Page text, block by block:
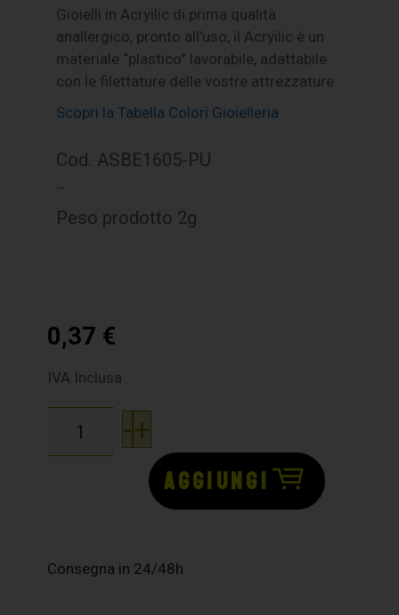
Gioielli in Acryilic di prima qualità
anallergico, pronto all’uso, il Acryilic è un
materiale “plastico” lavorabile, adattabile
con le filettature delle vostre attrezzature
Scopri la Tabella Colori Gioielleria
Cod. ASBE1605-PU
–
Peso prodotto 2g
0,37 €
IVA Inclusa
-+
AGGIUNGI
Consegna in 24/48h